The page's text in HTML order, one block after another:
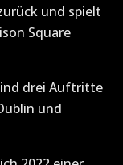
und spielt
Square
drei Auftritte
und